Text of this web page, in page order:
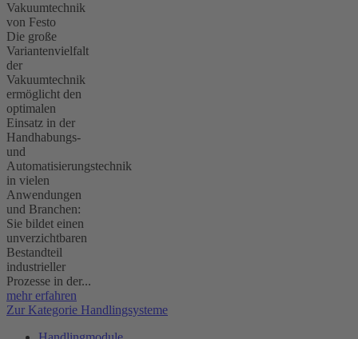
Vakuumtechnik
von Festo
Die große
Variantenvielfalt
der
Vakuumtechnik
ermöglicht den
optimalen
Einsatz in der
Handhabungs-
und
Automatisierungstechnik
in vielen
Anwendungen
und Branchen:
Sie bildet einen
unverzichtbaren
Bestandteil
industrieller
Prozesse in der...
mehr erfahren
Zur Kategorie Handlingsysteme